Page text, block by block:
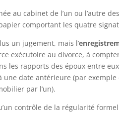
au cabinet de l’un ou l’autre
comportant les quatre
un jugement, mais l’
exécutoire au divorce, à
les rapports des époux entre
une date antérieure (par
par l’un).
contrôle de la régularité